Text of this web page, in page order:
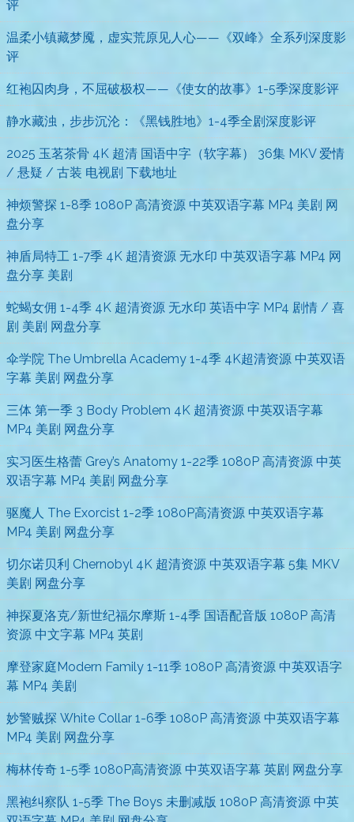
评
温柔小镇藏梦魇，虚实荒原见人心——《双峰》全系列深度影
评
红袍囚肉身，不屈破极权——《使女的故事》1-5季深度影评
静水藏浊，步步沉沦：《黑钱胜地》1-4季全剧深度影评
2025 玉茗茶骨 4K 超清 国语中字（软字幕） 36集 MKV 爱情
/ 悬疑 / 古装 电视剧 下载地址
神烦警探 1-8季 1080P 高清资源 中英双语字幕 MP4 美剧 网
盘分享
神盾局特工 1-7季 4K 超清资源 无水印 中英双语字幕 MP4 网
盘分享 美剧
蛇蝎女佣 1-4季 4K 超清资源 无水印 英语中字 MP4 剧情 / 喜
剧 美剧 网盘分享
伞学院 The Umbrella Academy 1-4季 4K超清资源 中英双语
字幕 美剧 网盘分享
三体 第一季 3 Body Problem 4K 超清资源 中英双语字幕
MP4 美剧 网盘分享
实习医生格蕾 Grey’s Anatomy 1-22季 1080P 高清资源 中英
双语字幕 MP4 美剧 网盘分享
驱魔人 The Exorcist 1-2季 1080P高清资源 中英双语字幕
MP4 美剧 网盘分享
切尔诺贝利 Chernobyl 4K 超清资源 中英双语字幕 5集 MKV
美剧 网盘分享
神探夏洛克/新世纪福尔摩斯 1-4季 国语配音版 1080P 高清
资源 中文字幕 MP4 英剧
摩登家庭Modern Family 1-11季 1080P 高清资源 中英双语字
幕 MP4 美剧
妙警贼探 White Collar 1-6季 1080P 高清资源 中英双语字幕
MP4 美剧 网盘分享
梅林传奇 1-5季 1080P高清资源 中英双语字幕 英剧 网盘分享
黑袍纠察队 1-5季 The Boys 未删减版 1080P 高清资源 中英